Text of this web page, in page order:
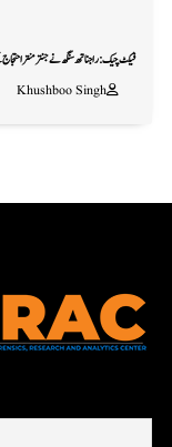
فیکٹ چیک: راجناتھ سنگھ نے جنتر منتر
Khushboo Singh